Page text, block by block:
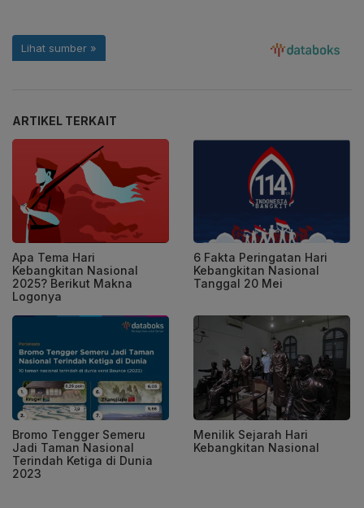
ARTIKEL TERKAIT
Apa Tema Hari
Kebangkitan Nasional
2025? Berikut Makna
Logonya
6 Fakta Peringatan Hari
Kebangkitan Nasional
Tanggal 20 Mei
Bromo Tengger Semeru
Jadi Taman Nasional
Terindah Ketiga di Dunia
2023
Menilik Sejarah Hari
Kebangkitan Nasional